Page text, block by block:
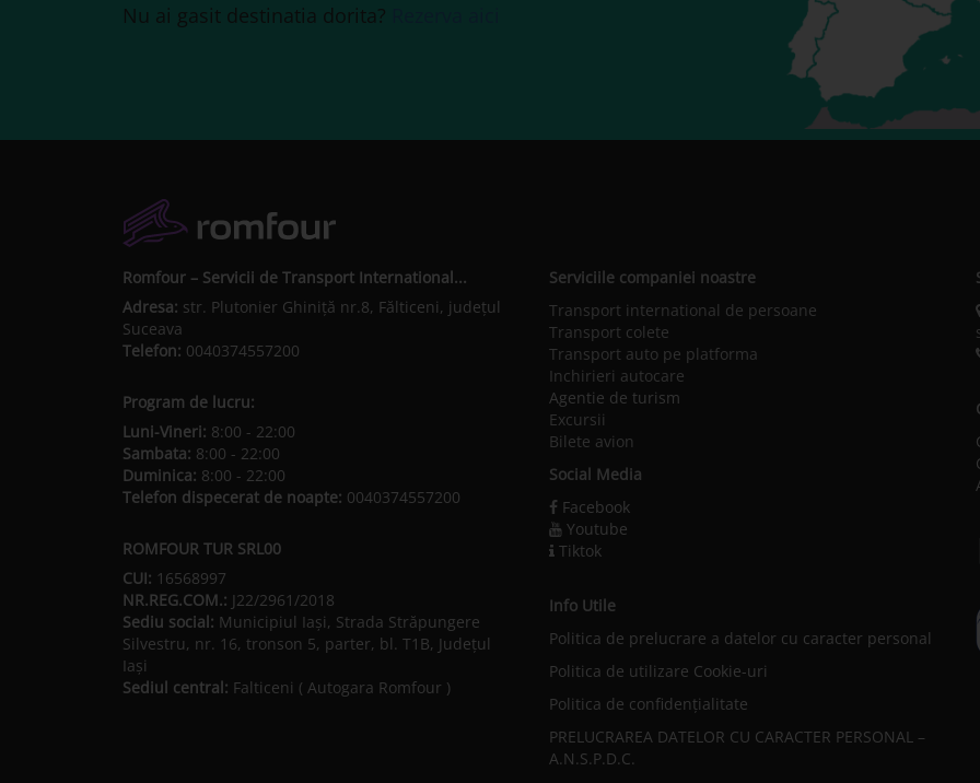
Nu ai gasit destinatia dorita?
Romfour – Servicii de Transport International...
Adresa: str. Plutonier Ghiniţă nr.8, Fălticeni, judeţul
Suceava
Telefon: 0040374557200
Program de lucru:
Luni-Vineri: 8:00 - 22:00
Sambata: 8:00 - 22:00
Duminica: 8:00 - 22:00
Telefon dispecerat de noapte: 0040374557200
ROMFOUR TUR SRL00
CUI: 16568997
NR.REG.COM.: J22/2961/2018
Sediu social: Municipiul Iaşi, Strada Străpungere
Silvestru, nr. 16, tronson 5, parter, bl. T1B, Județul
Iaşi
Sediul central: Falticeni ( Autogara Romfour )
Serviciile companiei noastre
Transport international de persoane
Transport colete
Transport auto pe platforma
Inchirieri autocare
Agentie de turism
Excursii
Bilete avion
Social Media
Facebook
Youtube
Tiktok
Info Utile
Politica de prelucrare a datelor cu caracter personal
Politica de utilizare Cookie-uri
Politica de confidențialitate
PRELUCRAREA DATELOR CU CARACTER PERSONAL –
A.N.S.P.D.C.